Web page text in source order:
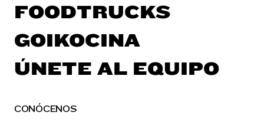
FOODTRUCKS
GOIKOCINA
ÚNETE AL EQUIPO
CONÓCENOS